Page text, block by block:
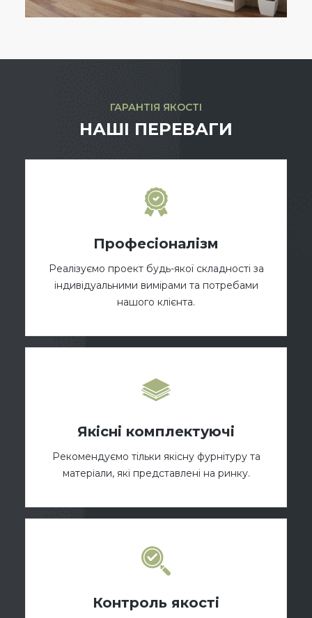
ГАРАНТІЯ ЯКОСТІ
НАШІ ПЕРЕВАГИ
Професіоналізм
Реалізуємо проект будь-якої складності за
індивідуальними вимірами та потребами
нашого клієнта.
Якісні комплектуючі
Рекомендуємо тільки якісну фурнітуру та
матеріали, які представлені на ринку.
Контроль якості